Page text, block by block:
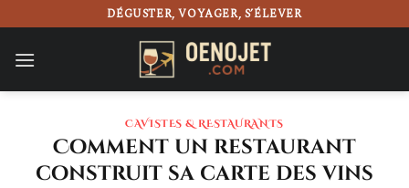
au
contenu
DÉGUSTER, VOYAGER, S’ÉLEVER
CAVISTES & RESTAURANTS
Comment un restaurant
construit sa carte des vins